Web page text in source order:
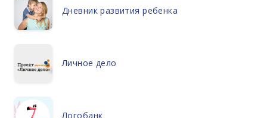
Дневник развития ребенка
Личное дело
Логобанк